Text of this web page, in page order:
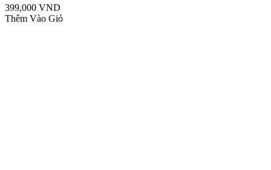
399,000 VND
Thêm Vào Giỏ